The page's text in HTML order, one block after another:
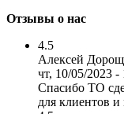
Отзывы о нас
4.5
Алексей
чт, 10/05/2023 -
Спасибо ТО
для клиентов